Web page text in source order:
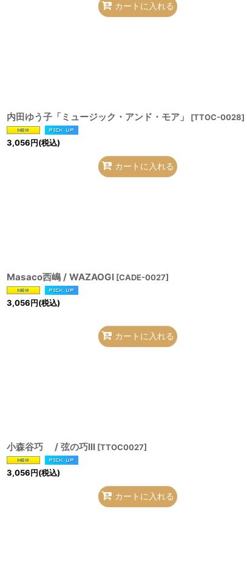
カートに入れる
内田ゆう子「ミュージック・アンド・モア」 [TTOC-0028]
3,056円(税込)
カートに入れる
Masaco西嶋 / WAZAOGI [CADE-0027]
3,056円(税込)
カートに入れる
小森谷巧 / 弦の巧lll [TTOC0027]
3,056円(税込)
カートに入れる